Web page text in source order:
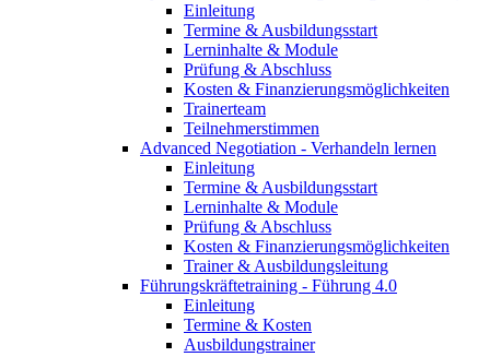
Einleitung
Termine & Ausbildungsstart
Lerninhalte & Module
Prüfung & Abschluss
Kosten & Finanzierungsmöglichkeiten
Trainerteam
Teilnehmerstimmen
Advanced Negotiation - Verhandeln lernen
Einleitung
Termine & Ausbildungsstart
Lerninhalte & Module
Prüfung & Abschluss
Kosten & Finanzierungsmöglichkeiten
Trainer & Ausbildungsleitung
Führungskräftetraining - Führung 4.0
Einleitung
Termine & Kosten
Ausbildungstrainer